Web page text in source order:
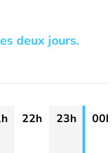
deux jours.
22h 23h
00h